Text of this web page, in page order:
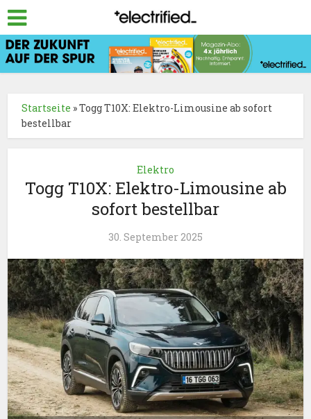
Startseite »Togg T10X: Elektro-Limousine ab sofort
bestellbar
Elektro
Togg T10X: Elektro-Limousine ab
sofort bestellbar
30. September 2025